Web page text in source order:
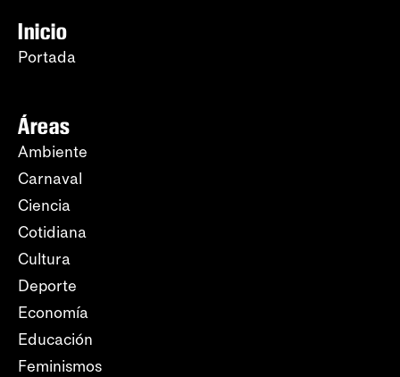
Inicio
Portada
Áreas
Ambiente
Carnaval
Ciencia
Cotidiana
Cultura
Deporte
Economía
Educación
Feminismos